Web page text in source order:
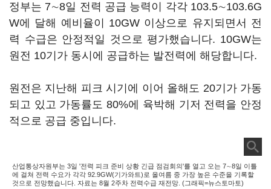
정부는 7∼8일 전력 공급 능력이 각각 103.5∼103.6G
W에 달해 예비율이 10GW 이상으로 유지되면서 전
력 수급은 안정적일 것으로 평가했습니다. 10GW는
원전 10기가 동시에 공급하는 발전력에 해당합니다.
원전은 지난해 피크 시기에 이어 올해도 20기가 가동
되고 있고 가동률도 80%에 육박해 기저 전력을 안정
적으로 공급 중입니다.
산업통상자원부는 3일 '전력 피크 준비 상황 긴급 점검회의'를 열고 오는 7∼8일 이틀
에 걸쳐 전력 수요가 각각 92.9GW(기가와트)로 올여름 중 가장 높은 수준을 기록할
것으로 전망했습니다. 자료는 8월 2주차 전력수급 재전망. (그래픽=뉴스토마토)